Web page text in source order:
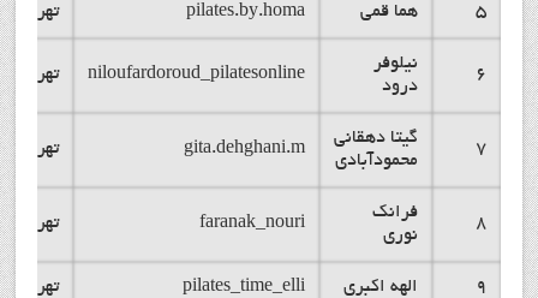
5 هما قمی pilates.by.homa تهران
6
نیلوفر
درود
niloufardoroud_pilatesonline تهران
7
گیتا دهقانی
محمودآبادی
gita.dehghani.m تهران
8
فرانک
نوری
faranak_nouri تهران
9 الهه اکبری pilates_time_elli تهران